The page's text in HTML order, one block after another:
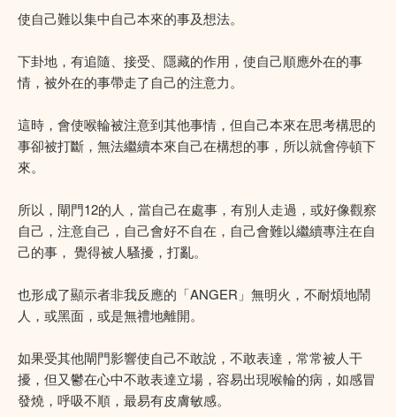
使自己難以集中自己本來的事及想法。
下卦地，有追隨、接受、隱藏的作用，使自己順應外在的事
情，被外在的事帶走了自己的注意力。
這時，會使喉輪被注意到其他事情，但自己本來在思考構思的
事卻被打斷，無法繼續本來自己在構想的事，所以就會停頓下
來。
所以，閘門12的人，當自己在處事，有別人走過，或好像觀察
自己，注意自己，自己會好不自在，自己會難以繼續專注在自
己的事， 覺得被人騷擾，打亂。
也形成了顯示者非我反應的「ANGER」無明火，不耐煩地鬧
人，或黑面，或是無禮地離開。
如果受其他閘門影響使自己不敢說，不敢表達，常常被人干
擾，但又鬱在心中不敢表達立場，容易出現喉輪的病，如感冒
發燒，呼吸不順，最易有皮膚敏感。